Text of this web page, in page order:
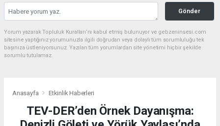
Gönder
Yorum yazarak Topluluk Kuralları’nı kabul etmiş bulunuyor ve gebzeninsesi.com
sitesine yaptığınız yorumunuzla ilgili doğrudan veya dolaylı tüm sorumluluğu tek
başınıza üstleniyorsunuz. Yazılan tüm yorumlardan site yönetimi hiçbir şekilde
sorumlu tutulamaz.
Anasayfa Etkinlik Haberleri
TEV-DER’den Örnek Dayanışma: